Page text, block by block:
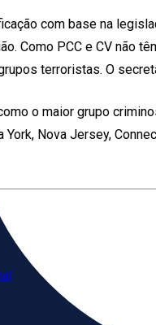
com base na
Como PCC e CV não
terroristas. O
o maior grupo
Nova Jersey,